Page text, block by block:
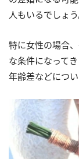
人もいるでしょう
特に女性の場合
な条件になって
年齢差などについ